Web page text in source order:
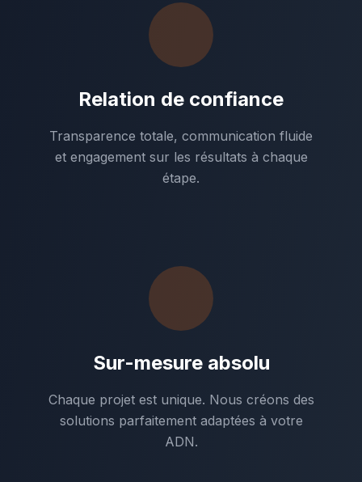
Relation de confiance
Transparence totale, communication fluide
et engagement sur les résultats à chaque
étape.
Sur-mesure absolu
Chaque projet est unique. Nous créons des
solutions parfaitement adaptées à votre
ADN.